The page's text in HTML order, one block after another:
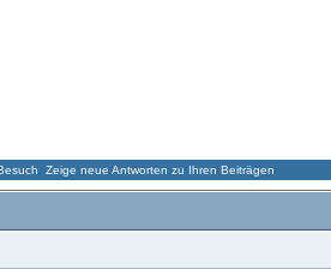
Zeige neue Antworten zu Ihren Beiträgen